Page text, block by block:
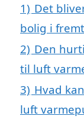
1) Det
bolig i
2) Den
til luft
3) Hvad
luft